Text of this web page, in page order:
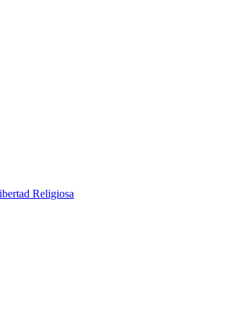
Religiosa